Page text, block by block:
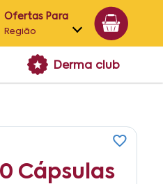
Ofertas Para
Região
Alagoas
Derma club
Cápsulas